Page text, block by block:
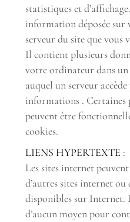
statistiques et
information déposée
serveur du site que vous
Il contient plusieurs
votre ordinateur dans
auquel un serveur
informations . Certaines
peuvent être
cookies.
LIENS HYPERTEXTE :
Les sites internet
d’autres sites internet ou
disponibles sur Internet.
d’aucun moyen pour